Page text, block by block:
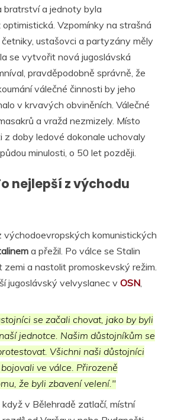
bratrství a jednoty byla
Vzpomínky na strašná
ustašovci a partyzány měly
se vytvořit nová jugoslávská
pravděpodobně správně, že
válečné činnosti by jeho
v krvavých obviněních. Válečné
a vražd nezmizely. Místo
z doby ledové dokonale uchovaly
minulosti, o 50 let později.
nejlepší z východu
východoevropských komunistických
a přežil. Po válce se Stalin
a nastolit promoskevský režim.
jugoslávský velvyslanec v OSN
se začali chovat, jako by byli
jednotce. Našim důstojníkům se
Všichni naši důstojníci
ve válce. Přirozeně
že byli zbavení velení."
v Bělehradě zatlačí, místní